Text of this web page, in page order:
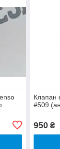
Клапан
#509
950₴